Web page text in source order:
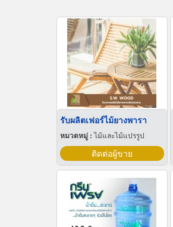
รับผลิตเฟอร์ไม้ยางพารา
หมวดหมู่ :ไม้และไม้แปรรูป
ติดต่อผู้ขาย